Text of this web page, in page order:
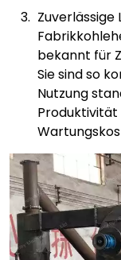
Zuverlässige
bekannt für
Sie sind so
Nutzung